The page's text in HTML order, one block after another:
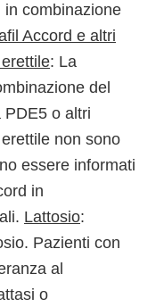
in combinazione
Accord e altri
: La
del
o altri
non sono
essere informati
in
Lattosio:
Pazienti con
al
o